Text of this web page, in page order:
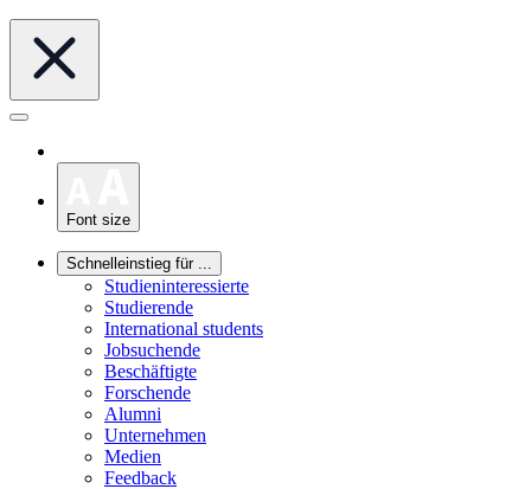
Font size
Schnelleinstieg für ...
Studieninteressierte
Studierende
International students
Jobsuchende
Beschäftigte
Forschende
Alumni
Unternehmen
Medien
Feedback